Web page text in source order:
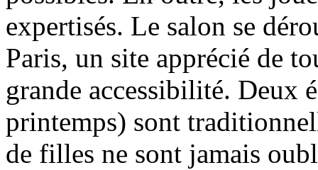
expertisés. Le salon se
Paris, un site apprécié de
grande accessibilité. Deux
printemps) sont
de filles ne sont jamais